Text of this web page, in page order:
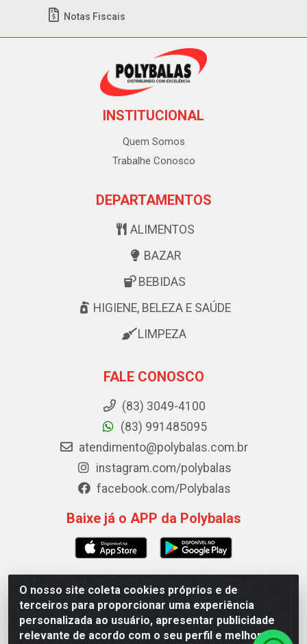
O nosso site coleta cookies próprios e de
terceiros para proporcionar uma experiência
personalizada ao usuário, apresentar publicidade
relevante de acordo com o seu perfil e melhorar a
Notas Fiscais
INSTITUCIONAL
Quem Somos
Trabalhe Conosco
DEPARTAMENTOS
ALIMENTOS
BAZAR
BEBIDAS
HIGIENE, BELEZA E SAÚDE
LIMPEZA
FALE CONOSCO
(83) 3049-4100
(83) 991485095
atendimento@polybalas.com.br
instagram.com/polybalas
facebook.com/Polybalas
Baixe já o APP da Polybalas
Polybalas - Rua João Miguel de Souza, 173 Galpão B -
Ernesto Geisel, João Pessoa/PB - CEP 58.075-075 - CNPJ
00.909.327/0002-61